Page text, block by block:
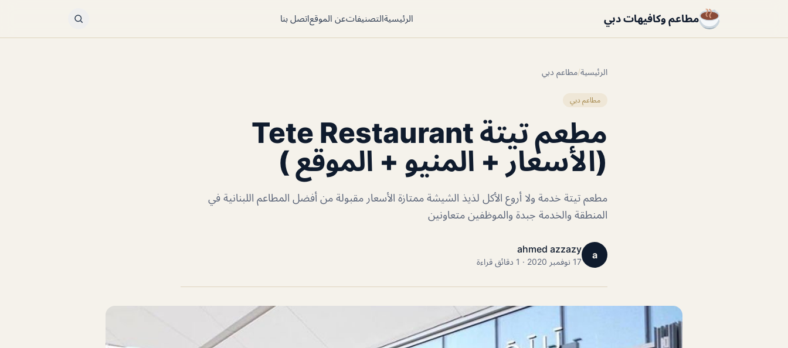
مطاعم وكافيهات دبي الرئيسيةالتصنيفاتعن الموقعاتصل بنا
الرئيسية/مطاعم دبي
مطاعم دبي
مطعم تيتة Tete Restaurant
(الأسعار + المنيو + الموقع )
مطعم تيتة خدمة ولا أروع الأكل لذيذ الشيشة ممتازة الأسعار مقبولة من أفضل المطاعم اللبنانية في
المنطقة والخدمة جبدة والموظفين متعاونين
a
ahmed azzazy
17 نوفمبر 2020 · 1 دقائق قراءة